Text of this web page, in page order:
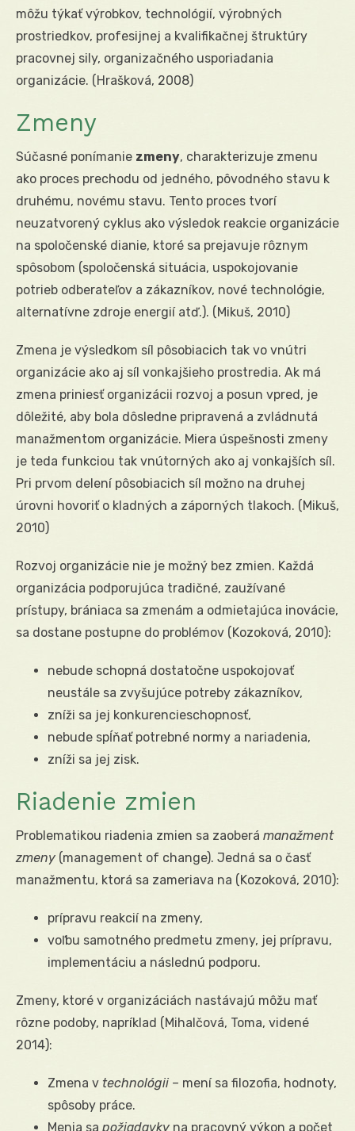
môžu týkať výrobkov, technológií, výrobných
prostriedkov, profesijnej a kvalifikačnej štruktúry
pracovnej sily, organizačného usporiadania
organizácie. (Hrašková, 2008)
Zmeny
Súčasné ponímanie zmeny, charakterizuje zmenu
ako proces prechodu od jedného, pôvodného stavu k
druhému, novému stavu. Tento proces tvorí
neuzatvorený cyklus ako výsledok reakcie organizácie
na spoločenské dianie, ktoré sa prejavuje rôznym
spôsobom (spoločenská situácia, uspokojovanie
potrieb odberateľov a zákazníkov, nové technológie,
alternatívne zdroje energií atď.). (Mikuš, 2010)
Zmena je výsledkom síl pôsobiacich tak vo vnútri
organizácie ako aj síl vonkajšieho prostredia. Ak má
zmena priniesť organizácii rozvoj a posun vpred, je
dôležité, aby bola dôsledne pripravená a zvládnutá
manažmentom organizácie. Miera úspešnosti zmeny
je teda funkciou tak vnútorných ako aj vonkajších síl.
Pri prvom delení pôsobiacich síl možno na druhej
úrovni hovoriť o kladných a záporných tlakoch. (Mikuš,
2010)
Rozvoj organizácie nie je možný bez zmien. Každá
organizácia podporujúca tradičné, zaužívané
prístupy, brániaca sa zmenám a odmietajúca inovácie,
sa dostane postupne do problémov (Kozoková, 2010):
nebude schopná dostatočne uspokojovať
neustále sa zvyšujúce potreby zákazníkov,
zníži sa jej konkurencieschopnosť,
nebude spĺňať potrebné normy a nariadenia,
zníži sa jej zisk.
Riadenie zmien
Problematikou riadenia zmien sa zaoberá manažment
zmeny (management of change). Jedná sa o časť
manažmentu, ktorá sa zameriava na (Kozoková, 2010):
prípravu reakcií na zmeny,
voľbu samotného predmetu zmeny, jej prípravu,
implementáciu a následnú podporu.
Zmeny, ktoré v organizáciách nastávajú môžu mať
rôzne podoby, napríklad (Mihalčová, Toma, videné
2014):
Zmena v technológii – mení sa filozofia, hodnoty,
spôsoby práce.
Menia sa požiadavky na pracovný výkon a počet